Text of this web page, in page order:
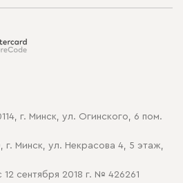
cookie
г. Минск, ул. Огинского, 6 пом.
г. Минск, ул. Некрасова 4, 5 этаж,
сентября 2018 г. № 426261